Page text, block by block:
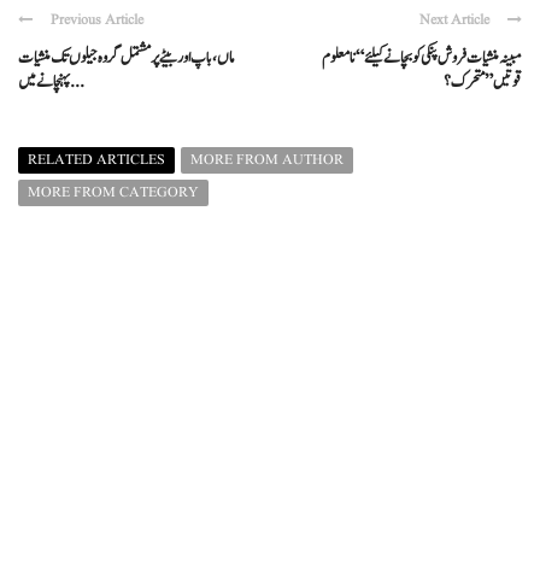
Previous Article
ماں، باپ اور بیٹے پر مشتمل گروہ جیلوں تک منشیات
پہنچانے میں ...
Next Article
مبینہ منشیات فروش پنکی کو بچانے کیلئے “نامعلوم
قوتیں” متحرک؟
RELATED ARTICLES
MORE FROM AUTHOR
MORE FROM CATEGORY